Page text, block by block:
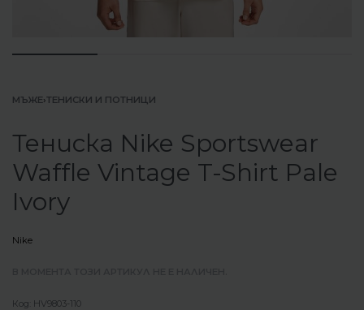
МЪЖЕ›ТЕНИСКИ И ПОТНИЦИ
Тениска Nike Sportswear
Waffle Vintage T-Shirt Pale
Ivory
Nike
HV9803-110